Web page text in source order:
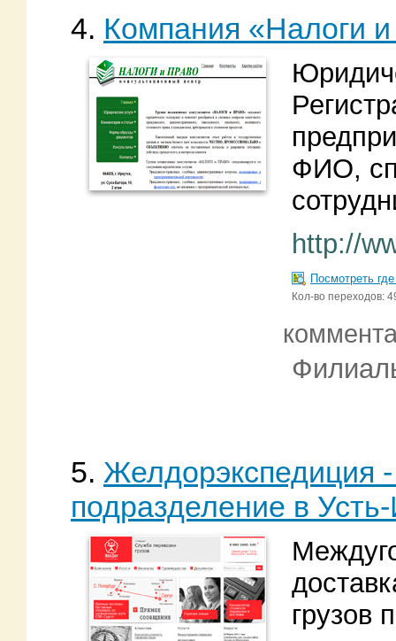
4. Компания «Налоги
ФИО,
http://
Посмотреть
Кол-во переходов:
5. Желдорэкспедиция
подразделение в
грузов